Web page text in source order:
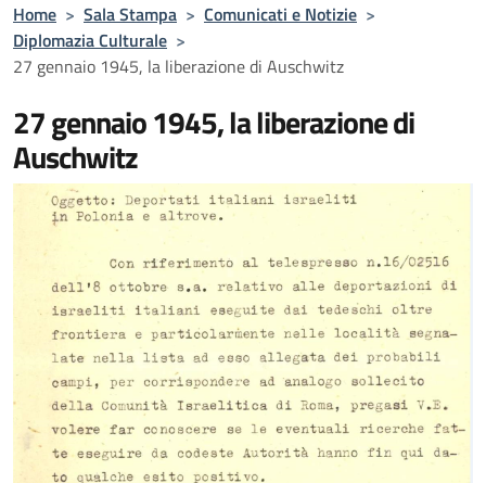
Home > Sala Stampa > Comunicati e Notizie >
Diplomazia Culturale >
27 gennaio 1945, la liberazione di Auschwitz
27 gennaio 1945, la liberazione di
Auschwitz